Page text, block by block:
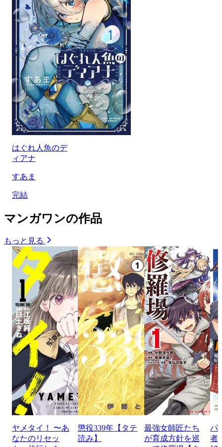
はぐれ人魚のデ
ィアナ
すあま
完結
マンガワンの作品
もっと見る
ヤメタイ！ 〜あ
なたのリセッ
懲役339年【タテ
読み】
最強女師匠たち
が育成方針を巡
パ
者